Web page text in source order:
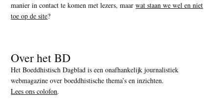
manier in contact te komen met lezers, maarwat staan we wel en niet
toe op de site?
Over het BD
Het Boeddhistisch Dagblad is een onafhankelijk journalistiek
webmagazine over boeddhistische thema’s en inzichten.
Lees ons colofon.